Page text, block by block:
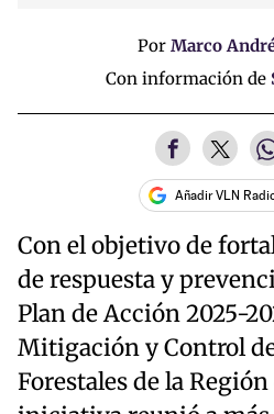
Por Marco
Con información de
Añadir VLN
Con el objetivo de
de respuesta y
Plan de Acción 2025-
Mitigación y Control
Forestales de la